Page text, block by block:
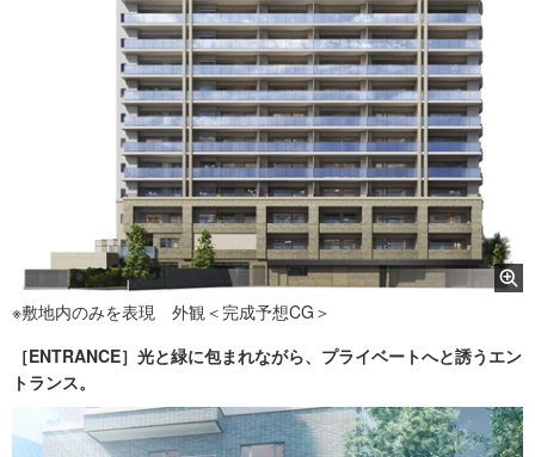
※敷地内のみを表現 外観＜完成予想CG＞
［ENTRANCE］光と緑に包まれながら、プライベートへと誘うエン
トランス。